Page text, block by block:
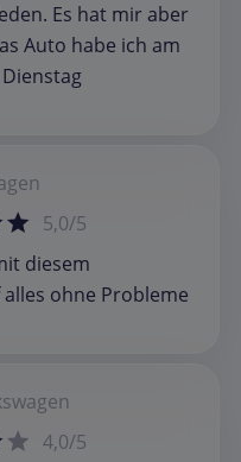
Es hat mir aber
Auto habe ich am
5,0/5
diesem
ohne Probleme
4,0/5